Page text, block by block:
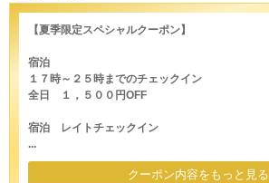
【夏季限定スペシャルクーポン】
宿泊
１７時～２５時までのチェックイン
全日 １，５００円OFF
宿泊 レイトチェックイン
...
クーポン内容をもっと見る